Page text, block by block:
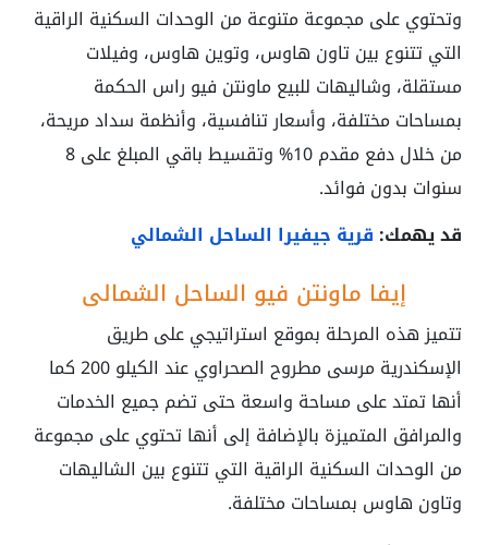
وتحتوي على مجموعة متنوعة من الوحدات السكنية الراقية
التي تتنوع بين تاون هاوس، وتوين هاوس، وفيلات
مستقلة، وشاليهات للبيع ماونتن فيو راس الحكمة
بمساحات مختلفة، وأسعار تنافسية، وأنظمة سداد مريحة،
من خلال دفع مقدم 10% وتقسيط باقي المبلغ على 8
سنوات بدون فوائد.
قد يهمك: قرية جيفيرا الساحل الشمالي
إيفا ماونتن فيو الساحل الشمالي
تتميز هذه المرحلة بموقع استراتيجي على طريق
الإسكندرية مرسى مطروح الصحراوي عند الكيلو 200 كما
أنها تمتد على مساحة واسعة حتى تضم جميع الخدمات
والمرافق المتميزة بالإضافة إلى أنها تحتوي على مجموعة
من الوحدات السكنية الراقية التي تتنوع بين الشاليهات
وتاون هاوس بمساحات مختلفة.